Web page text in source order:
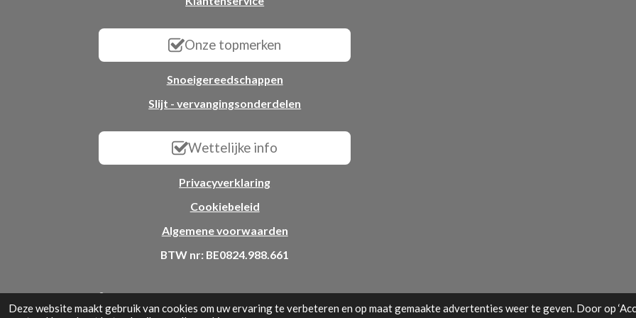
Deze website maakt gebruik van cookies om uw ervaring te verbeteren en op maat gemaakte advertenties weer te geven. Door op
Onze topmerken
Snoeigereedschappen
Slijt - vervangingsonderdelen
Wettelijke info
Privacyverklaring
Cookiebeleid
Algemene voorwaarden
BTW nr: BE0824.988.661
© 2025 - 2026 All2garden